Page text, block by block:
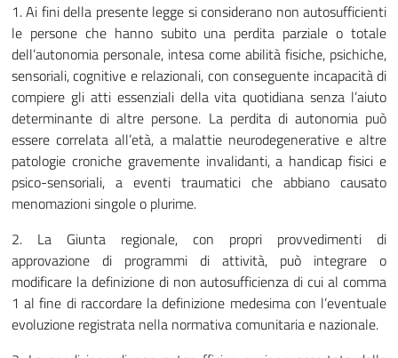
1. Ai fini della presente legge si considerano non autosufficienti
le persone che hanno subito una perdita parziale o totale
dell’autonomia personale, intesa come abilità fisiche, psichiche,
sensoriali, cognitive e relazionali, con conseguente incapacità di
compiere gli atti essenziali della vita quotidiana senza l’aiuto
determinante di altre persone. La perdita di autonomia può
essere correlata all’età, a malattie neurodegenerative e altre
patologie croniche gravemente invalidanti, a handicap fisici e
psico-sensoriali, a eventi traumatici che abbiano causato
menomazioni singole o plurime.
2. La Giunta regionale, con propri provvedimenti di
approvazione di programmi di attività, può integrare o
modificare la definizione di non autosufficienza di cui al comma
1 al fine di raccordare la definizione medesima con l’eventuale
evoluzione registrata nella normativa comunitaria e nazionale.